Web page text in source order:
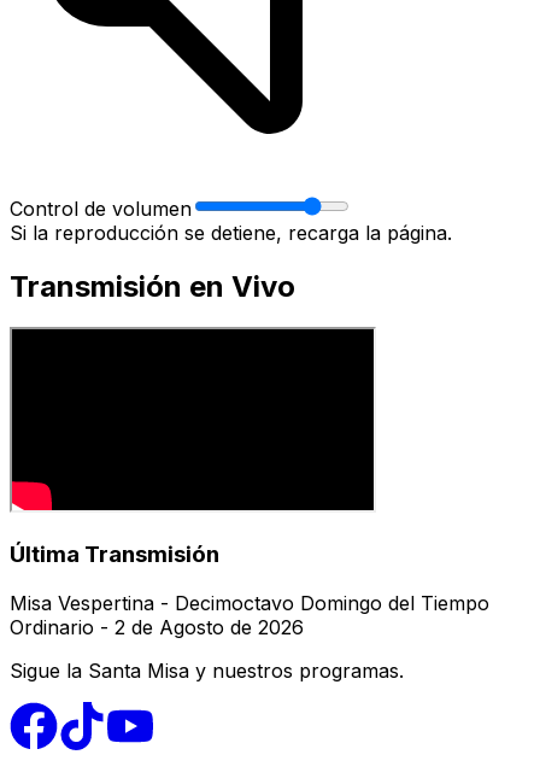
Control de volumen
Si la reproducción se detiene, recarga la página.
Transmisión en Vivo
Última Transmisión
Misa Vespertina - Decimoctavo Domingo del Tiempo
Ordinario - 2 de Agosto de 2026
Sigue la Santa Misa y nuestros programas.